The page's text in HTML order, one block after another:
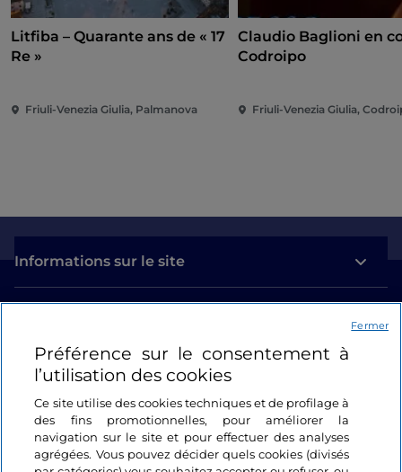
Litfiba – Quarante ans de « 17
Re »
Friuli-Venezia Giulia, Palmanova
Claudio Baglioni en
Codroipo
Friuli-Venezia Giulia,
Informations sur le site
Se connecter
Suivez-nous
Préférence sur le consentement à
l’utilisation des cookies
Ce site utilise des cookies techniques et de profilage à
des fins promotionnelles, pour améliorer la
navigation sur le site et pour effectuer des analyses
agrégées. Vous pouvez décider quels cookies (divisés
Fermer